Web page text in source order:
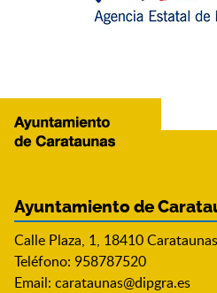
Ayuntamiento de
Calle Plaza, 1, 18410
Teléfono: 958787520
Email: carataunas@dipgra.es